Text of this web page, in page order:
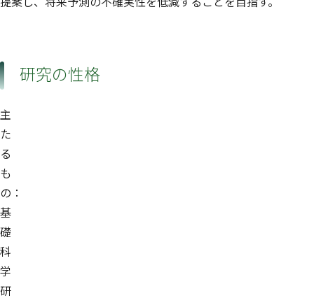
研究の性格
主
た
る
も
の：
基
礎
科
学
研